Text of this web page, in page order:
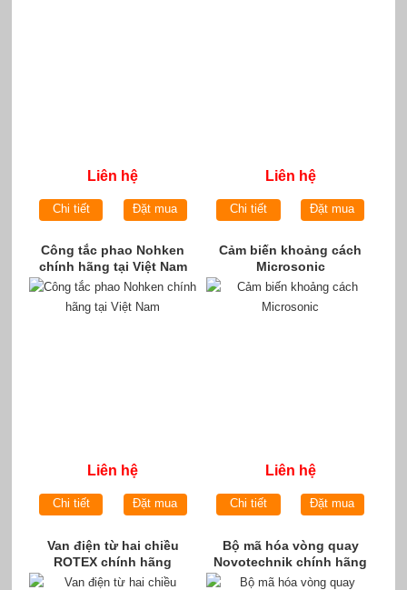
Liên hệ
Chi tiết Đặt mua
Liên hệ
Chi tiết Đặt mua
Công tắc phao Nohken
chính hãng tại Việt Nam
Liên hệ
Chi tiết Đặt mua
Cảm biến khoảng cách
Microsonic
Liên hệ
Chi tiết Đặt mua
Van điện từ hai chiều
ROTEX chính hãng
Bộ mã hóa vòng quay
Novotechnik chính hãng